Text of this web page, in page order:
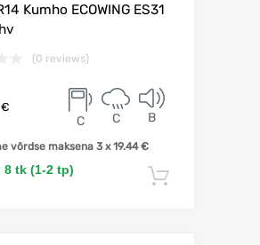
Kumho ECOWING ES31
(0 reviews)
€
C C B
võrdse maksena 3 x19.44€
8 tk (1-2 tp)